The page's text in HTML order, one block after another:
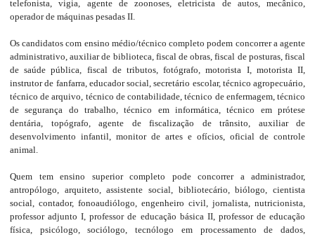
telefonista, vigia, agente de zoonoses, eletricista de autos, mecânico,
operador de máquinas pesadas II.
Os candidatos com ensino médio/técnico completo podem concorrer a agente
administrativo, auxiliar de biblioteca, fiscal de obras, fiscal de posturas, fiscal
de saúde pública, fiscal de tributos, fotógrafo, motorista I, motorista II,
instrutor de fanfarra, educador social, secretário escolar, técnico agropecuário,
técnico de arquivo, técnico de contabilidade, técnico de enfermagem, técnico
de segurança do trabalho, técnico em informática, técnico em prótese
dentária, topógrafo, agente de fiscalização de trânsito, auxiliar de
desenvolvimento infantil, monitor de artes e ofícios, oficial de controle
animal.
Quem tem ensino superior completo pode concorrer a administrador,
antropólogo, arquiteto, assistente social, bibliotecário, biólogo, cientista
social, contador, fonoaudiólogo, engenheiro civil, jornalista, nutricionista,
professor adjunto I, professor de educação básica II, professor de educação
física, psicólogo, sociólogo, tecnólogo em processamento de dados,